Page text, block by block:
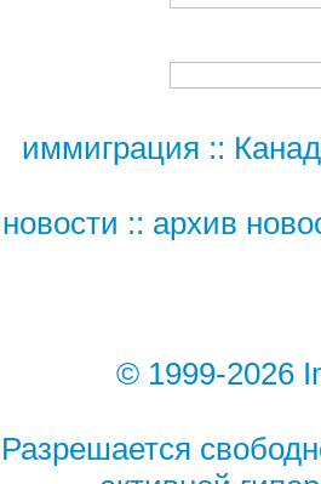
иммиграция ::
новости :: архив
© 1999-2026
Разрешается